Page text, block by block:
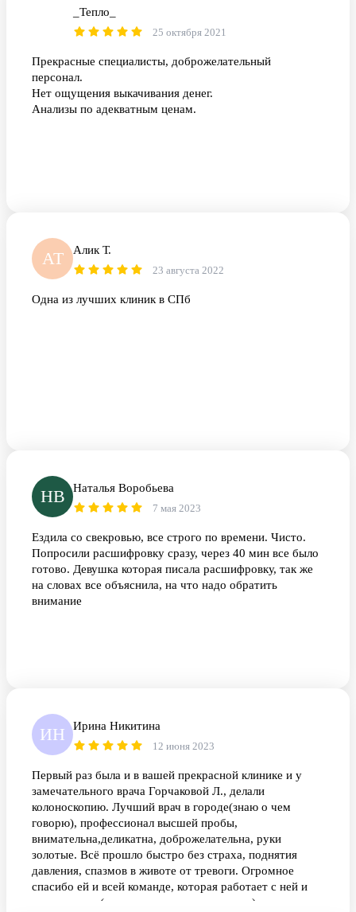
_Тепло_
25 октября 2021
Прекрасные специалисты, доброжелательный
персонал.
Нет ощущения выкачивания денег.
Анализы по адекватным ценам.
АТ Алик Т.
23 августа 2022
Одна из лучших клиник в СПб
НВ Наталья Воробьева
7 мая 2023
Ездила со свекровью, все строго по времени. Чисто.
Попросили расшифровку сразу, через 40 мин все было
готово. Девушка которая писала расшифровку, так же
на словах все объяснила, на что надо обратить
внимание
ИН Ирина Никитина
12 июня 2023
Первый раз была и в вашей прекрасной клинике и у
замечательного врача Горчаковой Л., делали
колоноскопию. Лучший врач в городе(знаю о чем
говорю), профессионал высшей пробы,
внимательна,деликатна, доброжелательна, руки
золотые. Всё прошло быстро без страха, поднятия
давления, спазмов в животе от тревоги. Огромное
спасибо ей и всей команде, которая работает с ней и
анестезиолог(умница, с нежным наркозом) и две